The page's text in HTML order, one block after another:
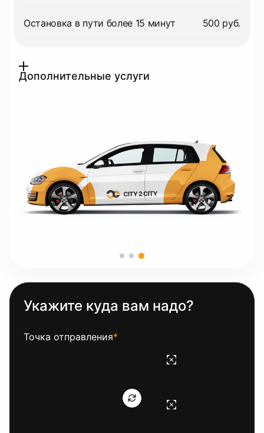
Остановка в пути более 15 минут 500 руб.
Дополнительные услуги
Укажите куда вам надо?
Точка отправления*